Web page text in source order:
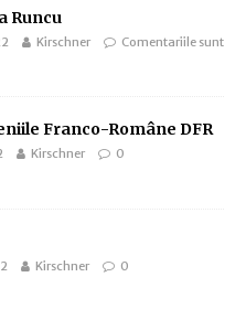
Runcu
Kirschner
Comentariile sunt
Franco-Române DFR
Kirschner 0
Kirschner 0